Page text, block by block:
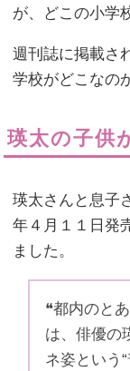
が、どこの小学
週刊誌に掲載さ
学校がどこなの
瑛太の子供
瑛太さんと息子
年４月１１日発
ました。
❝都内のと
は、俳優の
ネ姿という